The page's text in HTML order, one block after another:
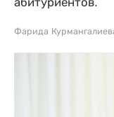
абитуриентов.
Фарида